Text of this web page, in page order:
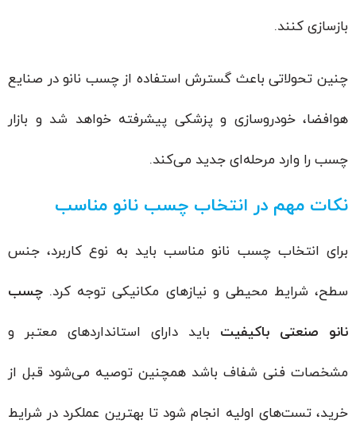
بازسازی کنند.
چنین تحولاتی باعث گسترش استفاده از چسب نانو در صنایع
هوافضا، خودروسازی و پزشکی پیشرفته خواهد شد و بازار
چسب را وارد مرحله‌ای جدید می‌کند.
نکات مهم در انتخاب چسب نانو مناسب
برای انتخاب چسب نانو مناسب باید به نوع کاربرد، جنس
سطح، شرایط محیطی و نیازهای مکانیکی توجه کرد. چسب
نانو صنعتی باکیفیتباید دارای استانداردهای معتبر و
مشخصات فنی شفاف باشد همچنین توصیه می‌شود قبل از
خرید، تست‌های اولیه انجام شود تا بهترین عملکرد در شرایط